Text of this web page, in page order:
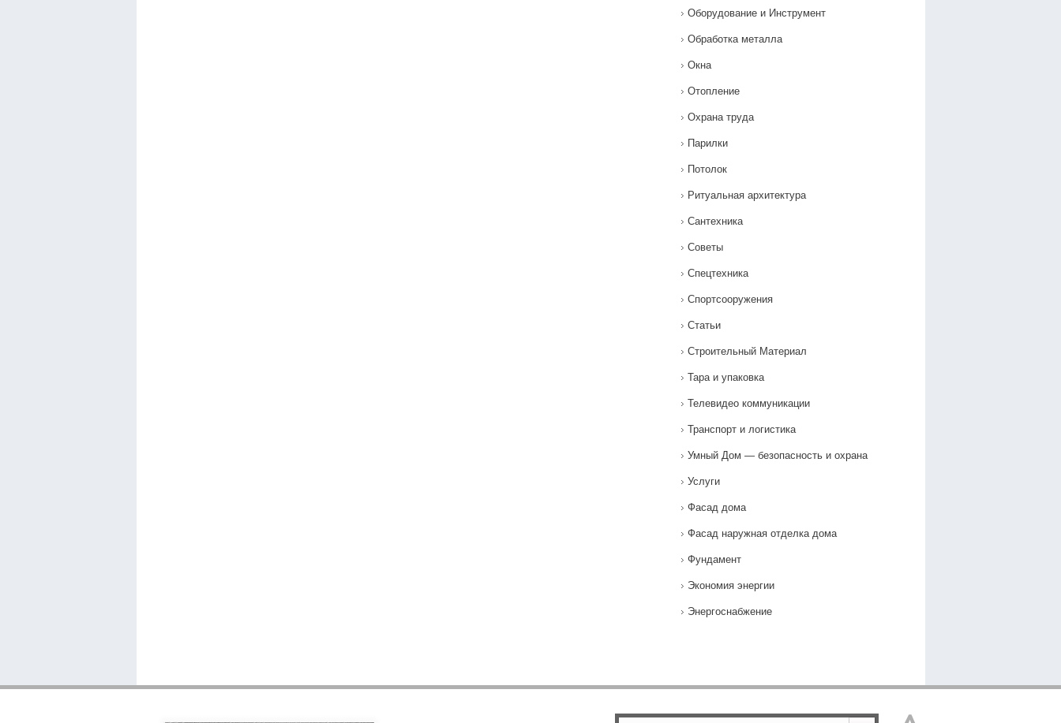
Оборудование и Инструмент
Обработка металла
Окна
Отопление
Охрана труда
Парилки
Потолок
Ритуальная архитектура
Сантехника
Советы
Спецтехника
Спортсооружения
Статьи
Строительный Материал
Тара и упаковка
Телевидео коммуникации
Транспорт и логистика
Умный Дом — безопасность и охрана
Услуги
Фасад дома
Фасад наружная отделка дома
Фундамент
Экономия энергии
Энергоснабжение